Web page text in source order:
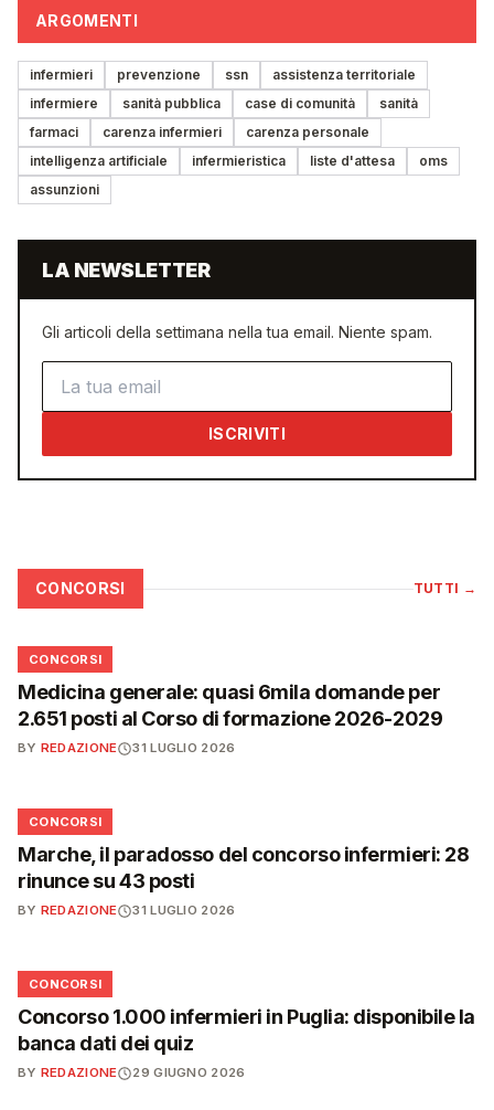
ARGOMENTI
infermieri prevenzione ssn
assistenza territoriale
infermiere
sanità pubblica case di comunità
sanità
farmaci
carenza infermieri
carenza personale
intelligenza artificiale
infermieristica liste d'attesa
oms
assunzioni
LA NEWSLETTER
Gli articoli della settimana nella tua email. Niente spam.
ISCRIVITI
CONCORSI TUTTI →
📋
CONCORSI
Medicina generale: quasi 6mila domande per
2.651 posti al Corso di formazione 2026-2029
BY REDAZIONE 31 LUGLIO 2026
📋
CONCORSI
Marche, il paradosso del concorso infermieri: 28
rinunce su 43 posti
BY REDAZIONE 31 LUGLIO 2026
📋
CONCORSI
Concorso 1.000 infermieri in Puglia: disponibile la
banca dati dei quiz
BY REDAZIONE 29 GIUGNO 2026